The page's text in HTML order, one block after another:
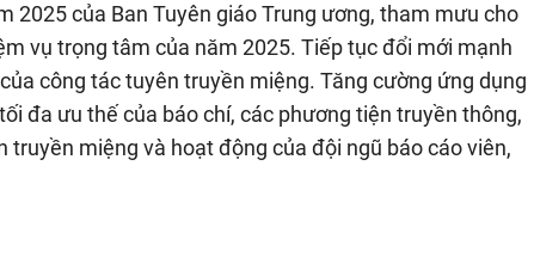
2025 của Ban Tuyên giáo Trung ương, tham mưu cho
vụ trọng tâm của năm 2025. Tiếp tục đổi mới mạnh
công tác tuyên truyền miệng. Tăng cường ứng dụng
đa ưu thế của báo chí, các phương tiện truyền thông,
miệng và hoạt động của đội ngũ báo cáo viên,